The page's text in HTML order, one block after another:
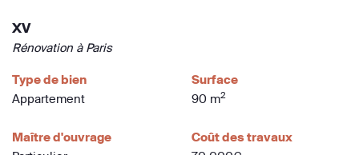
XV
Rénovation à Paris
Type de bien
Appartement
Surface
90 m2
Maître d'ouvrage
Coût des travaux